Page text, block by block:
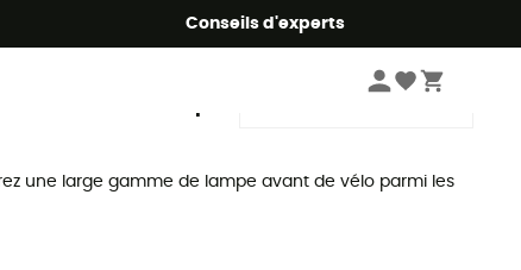
Conseils d'experts
une large gamme de lampe avant de vélo parmi les